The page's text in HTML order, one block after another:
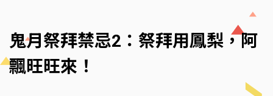
鬼月祭拜禁忌2：祭拜用鳳梨，阿
飄旺旺來！